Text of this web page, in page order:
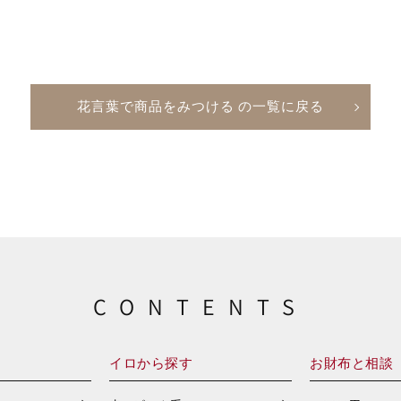
花言葉で商品をみつける の一覧に戻る
CONTENTS
イロから探す お財布と相談